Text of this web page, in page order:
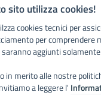
sito utilizza cookies!
cookies tecnici per
per comprendere
aggiunti
in merito alle nostre
a leggere l'